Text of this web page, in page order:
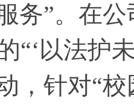
务”。在
“‘以法护
，针对“